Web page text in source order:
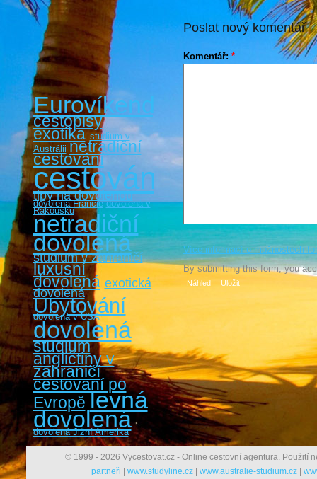
Eurovíkendy
cestopisy
exotika studium v
Austrálii netradiční
cestování
cestování
tipy na dovolenou
dovolená Francie dovolená v
Rakousku
netradiční
dovolená
studium v zahraničí
luxusní
dovolená exotická
dovolená
Ubytování
dovolená v USA
dovolená
studium
angličtiny v
zahraničí
cestovaní po
Evropě levná
dovolená
dovolená Jižní Amerika
Poslat nový komentář
Komentář: *
Více informací o možnostech
By submitting this form, you
© 1999 - 2026 Vycestovat.cz - Online cestovní agentura. Použití
partneři
www.studyline.cz www.australie-studium.cz